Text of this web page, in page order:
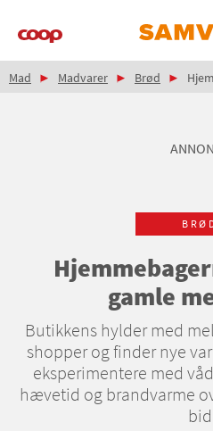
Main
Brødkrumme
Mad Madvarer Brød
gamle
Butikkens hylder med
shopper og finder nye
eksperimentere med
hævetid og brandvarme
bid